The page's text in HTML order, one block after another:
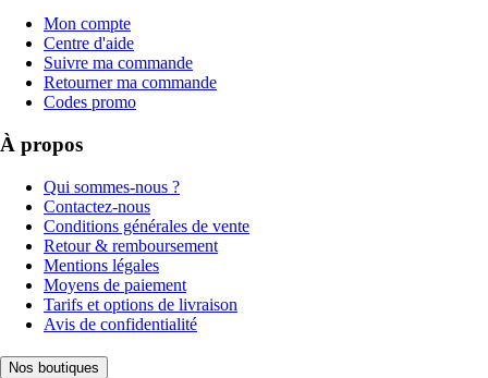
Mon compte
Centre d'aide
Suivre ma commande
Retourner ma commande
Codes promo
À propos
Qui sommes-nous ?
Contactez-nous
Conditions générales de vente
Retour & remboursement
Mentions légales
Moyens de paiement
Tarifs et options de livraison
Avis de confidentialité
Nos boutiques